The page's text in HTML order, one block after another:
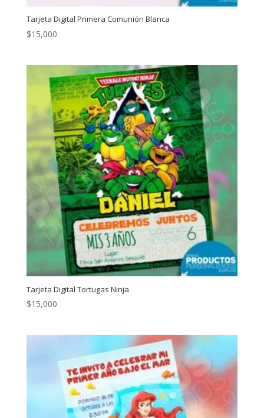
Tarjeta Digital Primera Comunión Blanca
$15,000
Tarjeta Digital Tortugas Ninja
$15,000